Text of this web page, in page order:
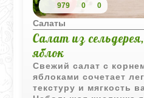
979 0 0
Салаты
Салат из
яблок
Свежий салат с
яблоками сочетает
текстуру и мягкость